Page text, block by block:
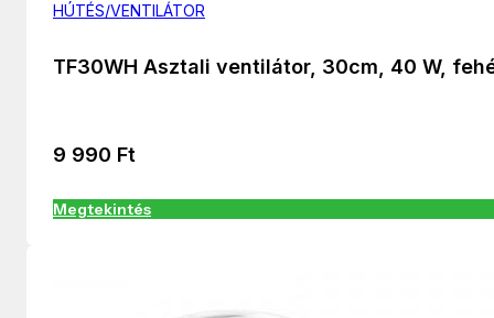
HÚTÉS/VENTILÁTOR
TF30WH Asztali ventilátor, 30cm, 40 W,
9 990 Ft
Megtekintés